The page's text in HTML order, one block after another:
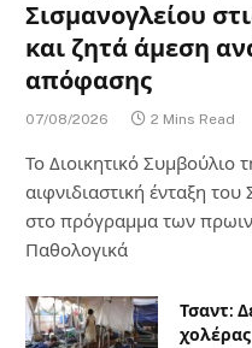
Σισμανογλείου
και ζητά άμεση
απόφασης
07/08/2026 2 Mins Read
Το Διοικητικό Συμβούλιο
αιφνιδιαστική ένταξη
στο πρόγραμμα των
Παθολογικά
Τσαντ:
χολέρας